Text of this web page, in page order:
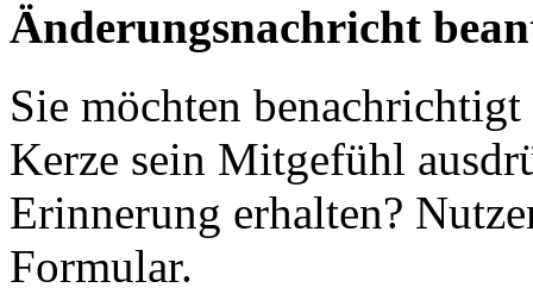
Änderungsnachricht
Sie möchten
Kerze sein Mitgefühl
Erinnerung erhalten?
Formular.